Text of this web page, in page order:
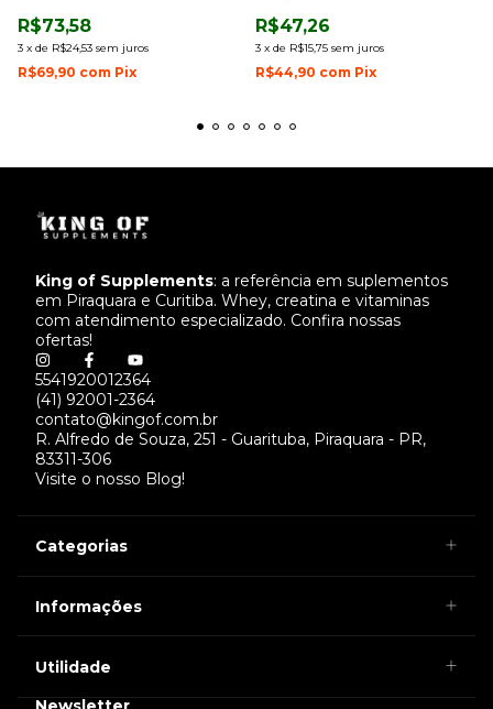
R$73,58
3 x de R$24,53 sem juros
R$69,90 com Pix
R$47,26
3 x de R$15,75 sem juros
R$44,90 com Pix
King of Supplements: a referência em suplementos
em Piraquara e Curitiba. Whey, creatina e vitaminas
com atendimento especializado. Confira nossas
ofertas!
5541920012364
(41) 92001-2364
contato@kingof.com.br
R. Alfredo de Souza, 251 - Guarituba, Piraquara - PR,
83311-306
Visite o nosso Blog!
Categorias
Informações
Utilidade